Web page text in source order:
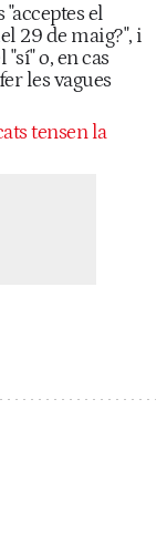
el
29 de maig?", i
o, en cas
les vagues
tensen la